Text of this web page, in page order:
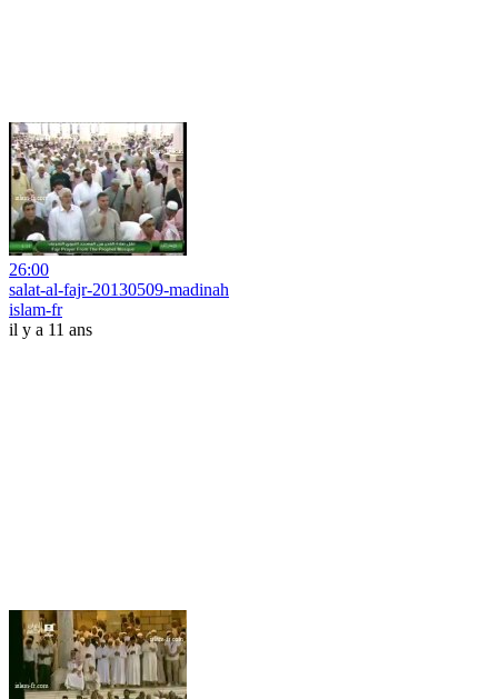
26:00
salat-al-fajr-20130509-madinah
islam-fr
il y a 11 ans